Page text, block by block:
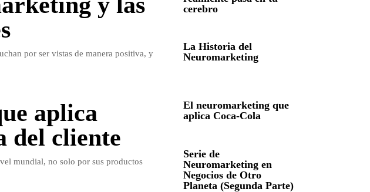
por ser vistas de manera positiva, y
aplica
del cliente
mundial, no solo por sus productos
cerebro
La Historia del
Neuromarketing
El neuromarketing que
aplica Coca-Cola
Serie de
Neuromarketing en
Negocios de Otro
Planeta (Segunda Parte)